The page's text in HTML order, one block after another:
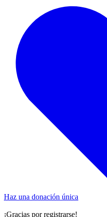
Haz una donación única
¡Gracias por registrarse!